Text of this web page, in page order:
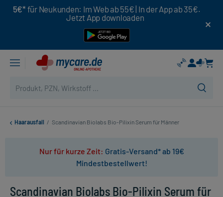
5€* für Neukunden: Im Web ab 55€ | In der App ab 35€.
Jetzt App downloaden
Haarausfall / Scandinavian Biolabs Bio-Pilixin Serum für Männer
Nur für kurze Zeit: Gratis-Versand* ab 19€
Mindestbestellwert!
Scandinavian Biolabs Bio-Pilixin Serum für